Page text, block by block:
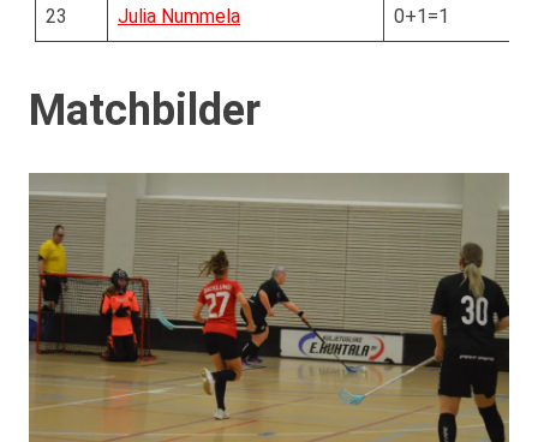
23 Julia Nummela 0+1=1
Matchbilder